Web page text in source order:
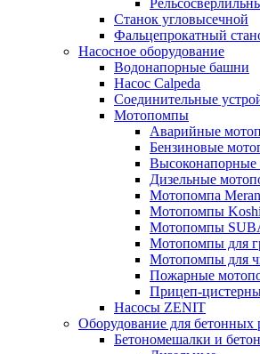
Станок угловысечной
Фальцепрокатный
Насосное оборудование
Водонапорные башни
Насос Calpeda
Соединительные
Мотопомпы
Аварийные
Бензиновые
Дизельные
Мотопомпа Meran
Мотопомпы
Мотопомпы
Мотопомпы для
Мотопомпы для
Пожарные
Прицеп-
Насосы ZENIT
Оборудование для бетонных
Бетономешалки и